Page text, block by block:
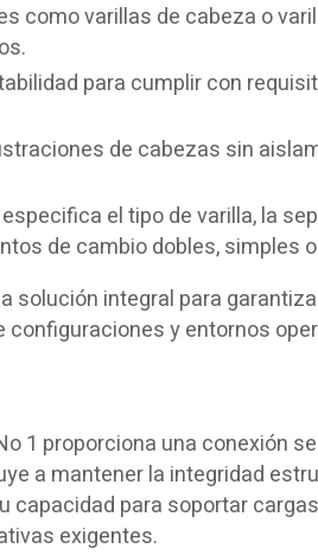
como varillas de cabeza o
para cumplir con
de cabezas sin
el tipo de varilla, la
de cambio dobles, simples
solución integral para
y entornos
1 proporciona una conexión
a mantener la integridad
para soportar
exigentes.